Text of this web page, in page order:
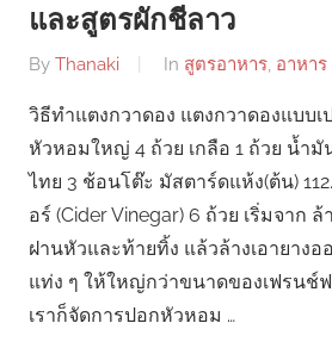
และสูตรผักชีลาว
By Thanaki In สูตรอาหาร, อาหาร
วิธีทำแตงกวาดอง แตงกวาดองแบบเ
หัวหอมใหญ่ 4 ถ้วย เกลือ 1 ถ้วย น้ำมั
ไทย 3 ช้อนโต๊ะ มัสตาร์ดแห้ง(ต้น)
อร์ (Cider Vinegar) 6 ถ้วย เริ่มจาก
ฝานหัวและท้ายทิ้ง แล้วล้างเอายาง
แท่ง ๆ ให้ใหญ่กว่าขนาดของเฟรนช์ฟ
เราก็จัดการปอกหัวหอม …